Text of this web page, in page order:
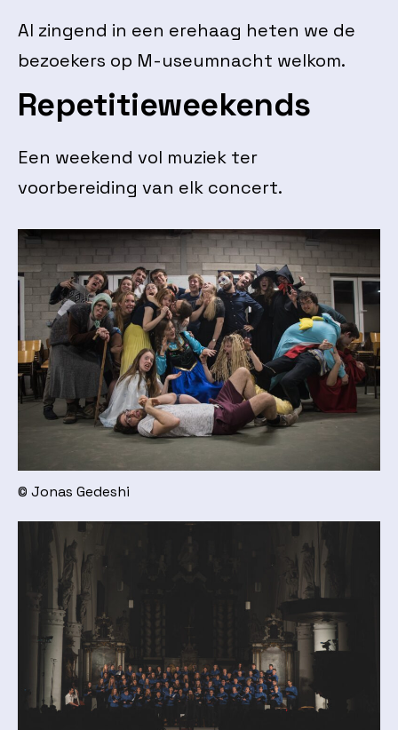
Al zingend in een erehaag heten we de
bezoekers op M-useumnacht welkom.
Repetitieweekends
Een weekend vol muziek ter
voorbereiding van elk concert.
© Jonas Gedeshi